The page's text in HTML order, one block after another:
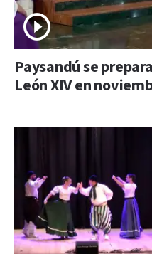
Paysandú se
León XIV en